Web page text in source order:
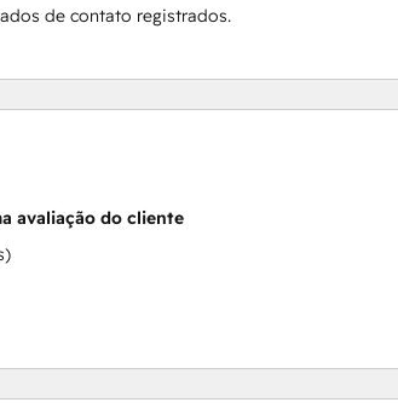
de contato registrados.
avaliação do cliente